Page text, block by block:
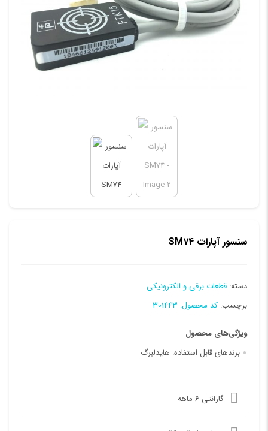
سنسور آپارات SM74
دسته: قطعات برقی و الکترونیکی
برچسب: کد محصول: 301443
ویژگی‌های محصول
برندهای قابل استفاده: هایدلبرگ
گارانتی 6 ماهه